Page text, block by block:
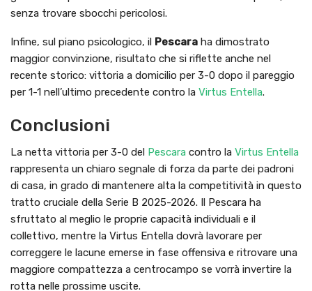
senza trovare sbocchi pericolosi.
Infine, sul piano psicologico, il Pescara ha dimostrato
maggior convinzione, risultato che si riflette anche nel
recente storico: vittoria a domicilio per 3-0 dopo il pareggio
per 1-1 nell’ultimo precedente contro la Virtus Entella.
Conclusioni
La netta vittoria per 3-0 del Pescara contro la Virtus Entella
rappresenta un chiaro segnale di forza da parte dei padroni
di casa, in grado di mantenere alta la competitività in questo
tratto cruciale della Serie B 2025-2026. Il Pescara ha
sfruttato al meglio le proprie capacità individuali e il
collettivo, mentre la Virtus Entella dovrà lavorare per
correggere le lacune emerse in fase offensiva e ritrovare una
maggiore compattezza a centrocampo se vorrà invertire la
rotta nelle prossime uscite.